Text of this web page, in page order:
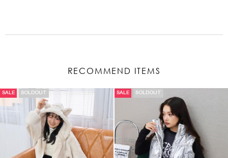
RECOMMEND ITEMS
SALE SOLDOUT SALE SOLDOUT